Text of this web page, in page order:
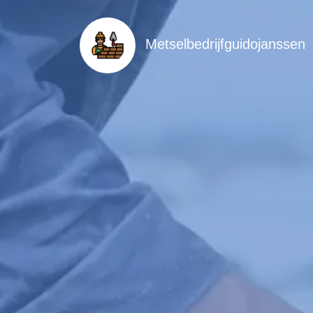
Metselbedrijfguidojanssen